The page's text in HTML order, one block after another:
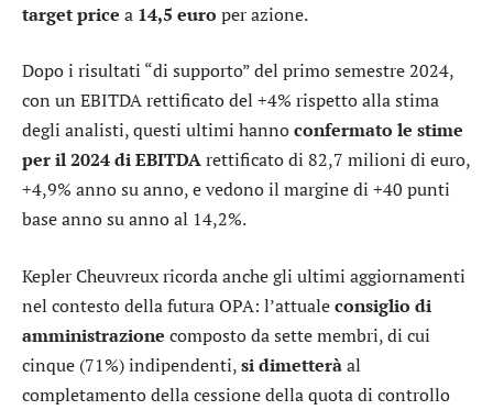
target price a 14,5 euro per azione.
Dopo i risultati “di supporto” del primo semestre 2024,
con un EBITDA rettificato del +4% rispetto alla stima
degli analisti, questi ultimi hannoconfermato le stime
per il 2024 di EBITDArettificato di 82,7 milioni di euro,
+4,9% anno su anno, e vedono il margine di +40 punti
base anno su anno al 14,2%.
Kepler Cheuvreux ricorda anche gli ultimi aggiornamenti
nel contesto della futura OPA: l’attualeconsiglio di
amministrazione composto da sette membri, di cui
cinque (71%) indipendenti,si dimetteràal
completamento della cessione della quota di controllo